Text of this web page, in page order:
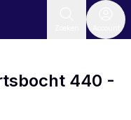
440 -